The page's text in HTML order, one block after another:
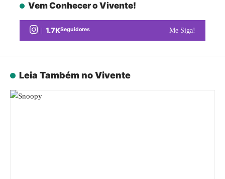
Vem Conhecer o Vivente!
1.7KSeguidores Me Siga!
Leia Também no Vivente